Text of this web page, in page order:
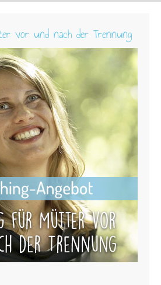
vor und nach der Trennung